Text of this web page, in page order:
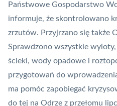
Państwowe Gospodarstwo
informuje, że skontrolowano
zrzutów. Przyjrzano się także
Sprawdzono wszystkie
ścieki, wody opadowe i
przygotowań do
ma pomóc zapobiegać
do tej na Odrze z przełomu